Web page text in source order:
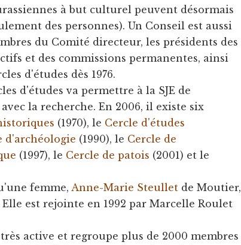
à but culturel peuvent désormais
des personnes). Un Conseil est aussi
du Comité directeur, les présidents des
et des commissions permanentes, ainsi
d'études dès 1976.
d'études va permettre à la SJE de
la recherche. En 2006, il existe six
(1970), le Cercle d'études
d'archéologie (1990), le Cercle de
(1997), le Cercle de patois (2001) et le
femme, Anne-Marie Steullet de Moutier,
est rejointe en 1992 par Marcelle Roulet
active et regroupe plus de 2000 membres